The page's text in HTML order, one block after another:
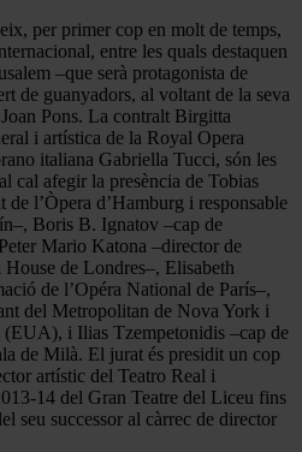
per primer cop en molt de temps,
entre les quals destaquen
–que serà protagonista de
de guanyadors, al voltant de la seva
Pons. La contralt Birgitta
i artística de la Royal Opera
italiana Gabriella Tucci, són les
cal afegir la presència de Tobias
de l’Òpera d’Hamburg i responsable
Boris B. Ignatov –cap de
Mario Katona –director de
de Londres–, Elisabeth
de l’Opéra National de París–,
del Metropolitan de Nova York i
(EUA), i Ilias Tzempetonidis –cap de
de Milà. El jurat és presidit un cop
artístic del Teatro Real i
14 del Gran Teatre del Liceu fins
seu successor al càrrec de director